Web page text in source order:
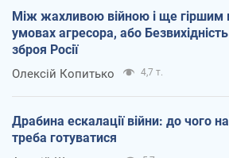
Між жахливою війною і ще гіршим
умовах агресора, або
зброя Росії
Олексій Копитько 4,7 т.
Драбина ескалації війни: до чого
треба готуватися